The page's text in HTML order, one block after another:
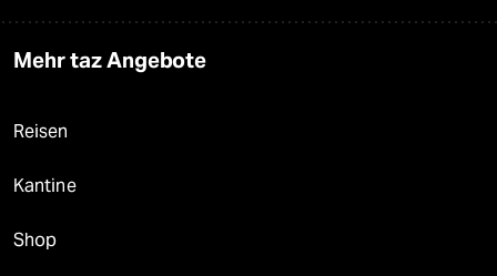
Mehr taz Angebote
Reisen
Kantine
Shop